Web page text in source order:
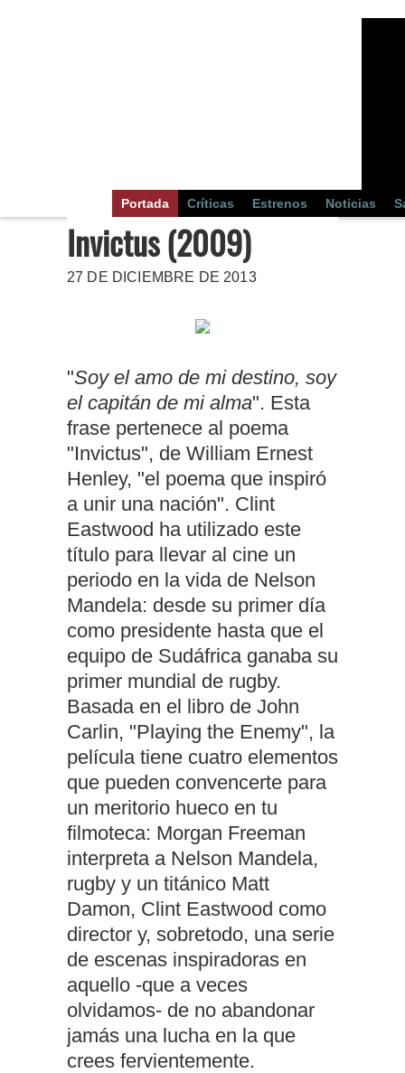
Portada Críticas Estrenos Noticias
Invictus (2009)
27 DE DICIEMBRE DE 2013
"Soy el amo de mi destino, soy
el capitán de mi alma". Esta
frase pertenece al poema
"Invictus", de William Ernest
Henley, "el poema que inspiró
a unir una nación". Clint
Eastwood ha utilizado este
título para llevar al cine un
periodo en la vida de Nelson
Mandela: desde su primer día
como presidente hasta que el
equipo de Sudáfrica ganaba su
primer mundial de rugby.
Basada en el libro de John
Carlin, "Playing the Enemy", la
película tiene cuatro elementos
que pueden convencerte para
un meritorio hueco en tu
filmoteca: Morgan Freeman
interpreta a Nelson Mandela,
rugby y un titánico Matt
Damon, Clint Eastwood como
director y, sobretodo, una serie
de escenas inspiradoras en
aquello -que a veces
olvidamos- de no abandonar
jamás una lucha en la que
crees fervientemente.